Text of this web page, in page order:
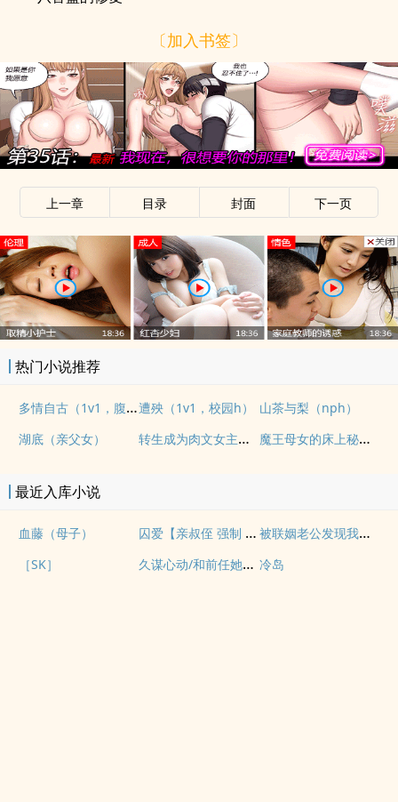
〔加入书签〕
上一章 目录 封面 下一页
热门小说推荐
多情自古（1v1，腹黑内侍咸鱼皇后）遭殃（1v1，校园h）
山茶与梨（nph）
湖底（亲父女）
转生成为肉文女主的女儿后（星际nph） 魔王母女的床上秘情（gl乱伦）
最近入库小说
血藤（母子） 囚爱【亲叔侄 强制 1v1 H】 被联姻老公发现我写po文后
［SK］ 久谋心动/和前任她小姨先婚后爱 冷岛